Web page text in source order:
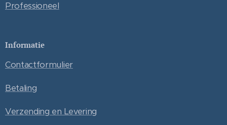
Professioneel
Informatie
Contactformulier
Betaling
Verzending en Levering